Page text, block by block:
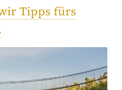
Tipps fürs